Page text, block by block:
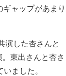
ャップがあまり
演した杏さんと
東出さんと杏さ
ました。